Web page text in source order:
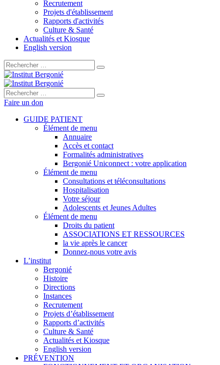
Recrutement
Projets d'établissement
Rapports d'activités
Culture & Santé
Actualités et Kiosque
English version
Rechercher :
Rechercher :
Faire un don
GUIDE PATIENT
Élément de menu
Annuaire
Accès et contact
Formalités administratives
Bergonié Uniconnect : votre application
Élément de menu
Consultations et téléconsultations
Hospitalisation
Votre séjour
Adolescents et Jeunes Adultes
Élément de menu
Droits du patient
ASSOCIATIONS ET RESSOURCES
la vie après le cancer
Donnez-nous votre avis
L’institut
Bergonié
Histoire
Directions
Instances
Recrutement
Projets d’établissement
Rapports d’activités
Culture & Santé
Actualités et Kiosque
English version
PRÉVENTION